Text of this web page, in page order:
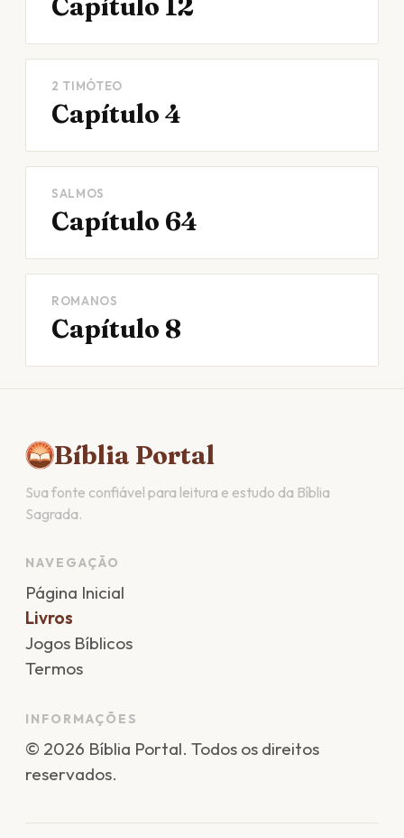
Capítulo 12
2 TIMÓTEO
Capítulo 4
SALMOS
Capítulo 64
ROMANOS
Capítulo 8
Bíblia Portal
Sua fonte confiável para leitura e estudo da Bíblia
Sagrada.
NAVEGAÇÃO
Página Inicial
Livros
Jogos Bíblicos
Termos
INFORMAÇÕES
© 2026 Bíblia Portal. Todos os direitos
reservados.